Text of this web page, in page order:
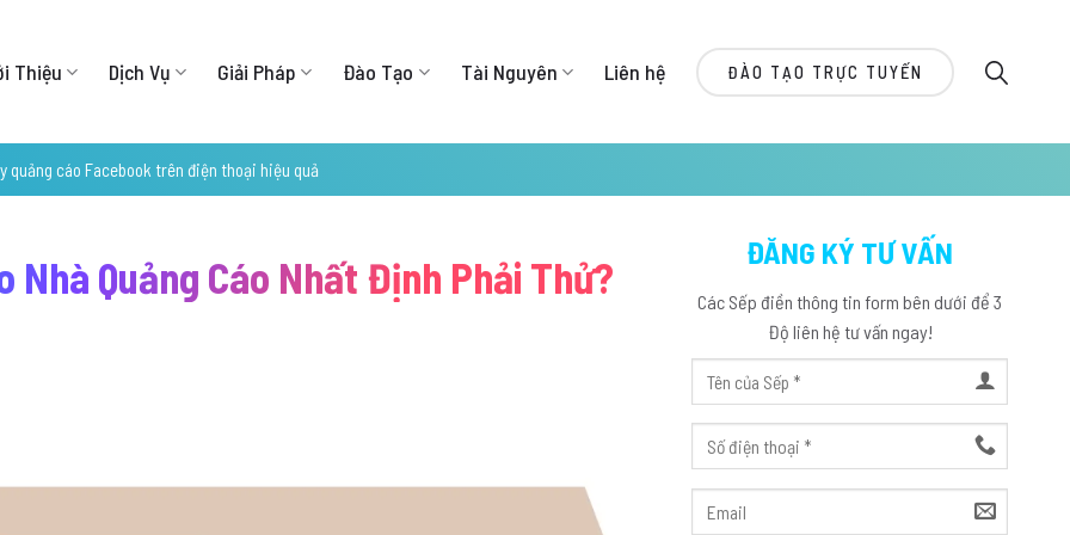
Thiệu Dịch Vụ Giải Pháp Đào Tạo Tài Nguyên Liên hệ ĐÀO TẠO TRỰC TUYẾN
quảng cáo Facebook trên điện thoại hiệu quả
Nhà Quảng Cáo Nhất Định Phải Thử?
ĐĂNG KÝ TƯ VẤN
Các Sếp điền thông tin form bên dưới để 3
Độ liên hệ tư vấn ngay!